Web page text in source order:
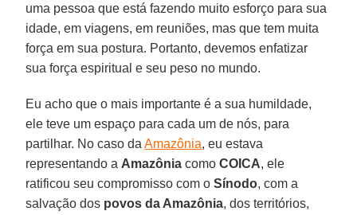
uma pessoa que está fazendo muito esforço para sua
idade, em viagens, em reuniões, mas que tem muita
força em sua postura. Portanto, devemos enfatizar
sua força espiritual e seu peso no mundo.
Eu acho que o mais importante é a sua humildade,
ele teve um espaço para cada um de nós, para
partilhar. No caso daAmazônia, eu estava
representando a Amazônia comoCOICA, ele
ratificou seu compromisso com oSínodo, com a
salvação dos povos da Amazônia, dos territórios,